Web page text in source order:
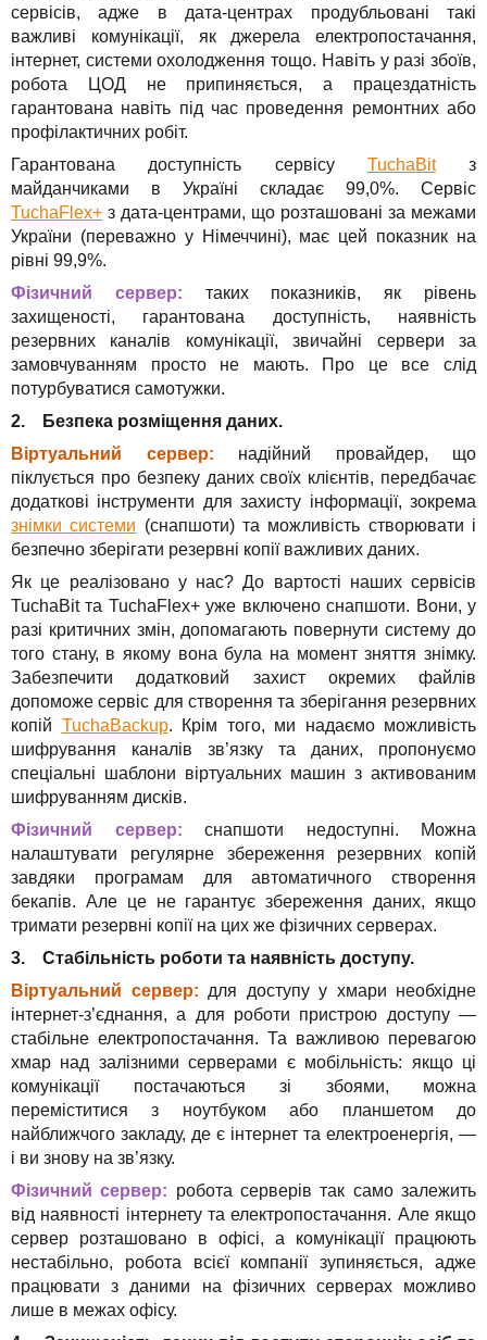
сервісів, адже в дата-центрах продубльовані такі
важливі комунікації, як джерела електропостачання,
інтернет, системи охолодження тощо. Навіть у разі збоїв,
робота ЦОД не припиняється, а працездатність
гарантована навіть під час проведення ремонтних або
профілактичних робіт.
Гарантована доступність сервісу TuchaBitз
майданчиками в Україні складає 99,0%. Сервіс
TuchaFlex+ з дата-центрами, що розташовані за межами
України (переважно у Німеччині), має цей показник на
рівні 99,9%.
Фізичний сервер: таких показників, як рівень
захищеності, гарантована доступність, наявність
резервних каналів комунікації, звичайні сервери за
замовчуванням просто не мають. Про це все слід
потурбуватися самотужки.
2. Безпека розміщення даних.
Віртуальний сервер: надійний провайдер, що
піклується про безпеку даних своїх клієнтів, передбачає
додаткові інструменти для захисту інформації, зокрема
знімки системи (снапшоти) та можливість створювати і
безпечно зберігати резервні копії важливих даних.
Як це реалізовано у нас? До вартості наших сервісів
TuchaBit та TuchaFlex+ уже включено снапшоти. Вони, у
разі критичних змін, допомагають повернути систему до
того стану, в якому вона була на момент зняття знімку.
Забезпечити додатковий захист окремих файлів
допоможе сервіс для створення та зберігання резервних
копій TuchaBackup. Крім того, ми надаємо можливість
шифрування каналів зв’язку та даних, пропонуємо
спеціальні шаблони віртуальних машин з активованим
шифруванням дисків.
Фізичний сервер: снапшоти недоступні. Можна
налаштувати регулярне збереження резервних копій
завдяки програмам для автоматичного створення
бекапів. Але це не гарантує збереження даних, якщо
тримати резервні копії на цих же фізичних серверах.
3. Стабільність роботи та наявність доступу.
Віртуальний сервер: для доступу у хмари необхідне
інтернет-з’єднання, а для роботи пристрою доступу —
стабільне електропостачання. Та важливою перевагою
хмар над залізними серверами є мобільність: якщо ці
комунікації постачаються зі збоями, можна
переміститися з ноутбуком або планшетом до
найближчого закладу, де є інтернет та електроенергія, —
і ви знову на зв’язку.
Фізичний сервер: робота серверів так само залежить
від наявності інтернету та електропостачання. Але якщо
сервер розташовано в офісі, а комунікації працюють
нестабільно, робота всієї компанії зупиняється, адже
працювати з даними на фізичних серверах можливо
лише в межах офісу.